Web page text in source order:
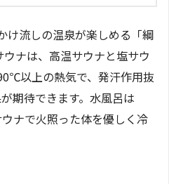
け流しの温泉が楽しめる「綱
ナは、高温サウナと塩サウ
以上の熱気で、発汗作用抜
期待できます。水風呂は
ナで火照った体を優しく冷